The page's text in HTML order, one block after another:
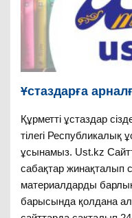
Ұстаздарға
Құрметті ұстаздар
тілегі Республикалық
ұсынамыз. Ust.kz
сабақтар жинақталып
материалдарды
барысында қолдана